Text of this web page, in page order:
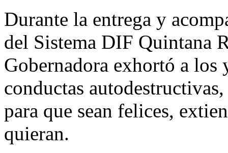
Durante la entrega y
del Sistema DIF Quintana
Gobernadora exhortó a los
conductas
para que sean felices,
quieran.